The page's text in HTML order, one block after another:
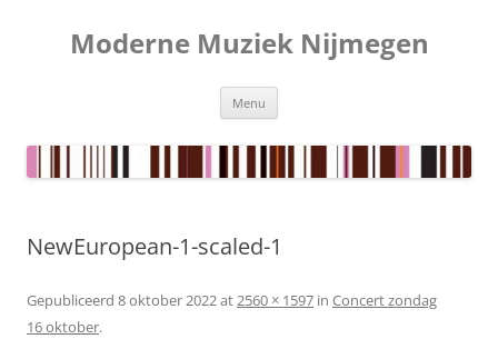
inhoudModerne Muziek Nijmegen
Menu
NewEuropean-1-scaled-1
Gepubliceerd 8 oktober 2022at2560 × 1597 in Concert zondag
16 oktober.